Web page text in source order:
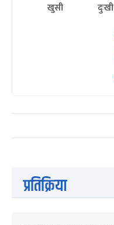
खुसी दुःखी
प्रतिक्रिया